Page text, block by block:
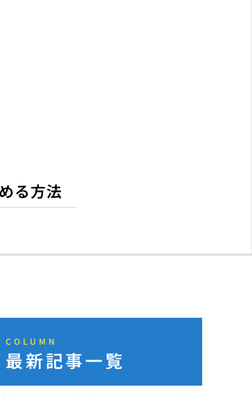
る方法
COLUMN
最新記事一覧